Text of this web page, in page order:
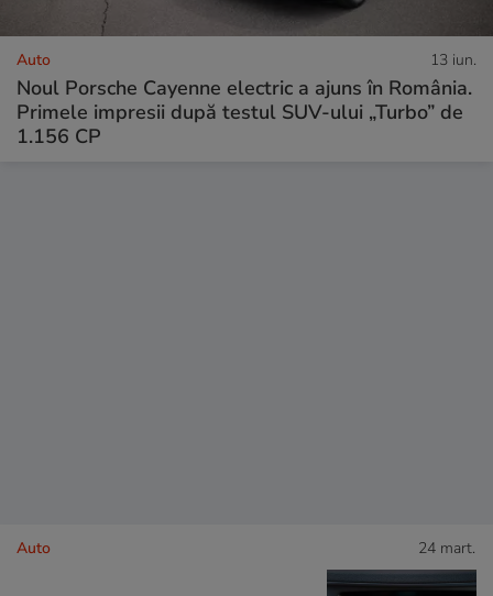
Auto 13 iun.
Noul Porsche Cayenne electric a ajuns în România.
Primele impresii după testul SUV-ului „Turbo” de
1.156 CP
Auto 24 mart.